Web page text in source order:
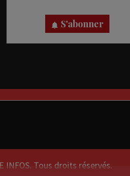
S'abonner
INFOS. Tous droits réservés.